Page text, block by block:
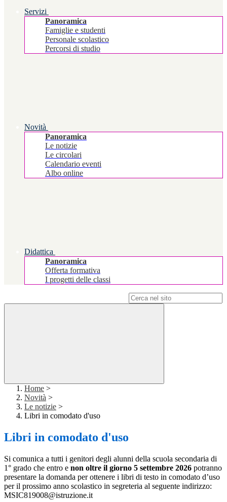
Servizi
Panoramica
Famiglie e studenti
Personale scolastico
Percorsi di studio
Novità
Panoramica
Le notizie
Le circolari
Calendario eventi
Albo online
Didattica
Panoramica
Offerta formativa
I progetti delle classi
Home >
Novità >
Le notizie >
Libri in comodato d'uso
Libri in comodato d'uso
Si comunica a tutti i genitori degli alunni della scuola secondaria di
1° grado che entro e non oltre il giorno 5 settembre 2026 potranno
presentare la domanda per ottenere i libri di testo in comodato d’uso
per il prossimo anno scolastico in segreteria al seguente indirizzo:
MSIC819008@istruzione.it